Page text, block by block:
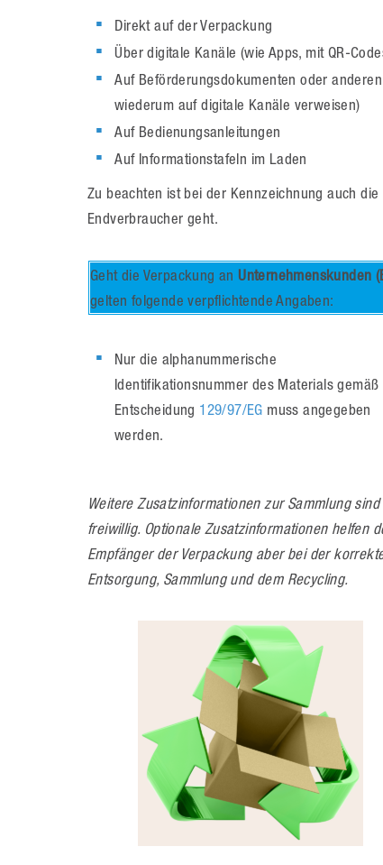
Direkt auf der Verpackung
Über digitale Kanäle (wie Apps, mit QR-
Auf Beförderungsdokumenten oder
wiederum auf digitale Kanäle verweisen)
Auf Bedienungsanleitungen
Auf Informationstafeln im Laden
Zu beachten ist bei der Kennzeichnung auch
Endverbraucher geht.
Geht die Verpackung an Unternehmenskunden
gelten folgende verpflichtende Angaben:
Nur die alphanummerische
Identifikationsnummer des Materials gemäß
Entscheidung 129/97/EG muss angegeben
werden.
Weitere Zusatzinformationen zur Sammlung sind
freiwillig. Optionale Zusatzinformationen helfen
Empfänger der Verpackung aber bei der
Entsorgung, Sammlung und dem Recycling.